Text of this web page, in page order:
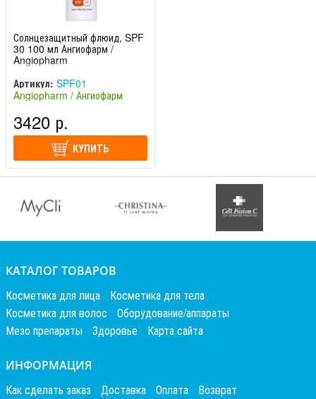
Солнцезащитный флюид, SPF
30 100 мл Ангиофарм /
Angiopharm
Артикул: SPF01
Angiopharm / Ангиофарм
3420 р.
КУПИТЬ
КАТАЛОГ ТОВАРОВ
Косметика для лица
Косметика для тела
Косметика для волос
Оборудование/аппараты
Мезо препараты
Здоровье Карта сайта
ИНФОРМАЦИЯ
Как сделать заказ Доставка Оплата Возврат